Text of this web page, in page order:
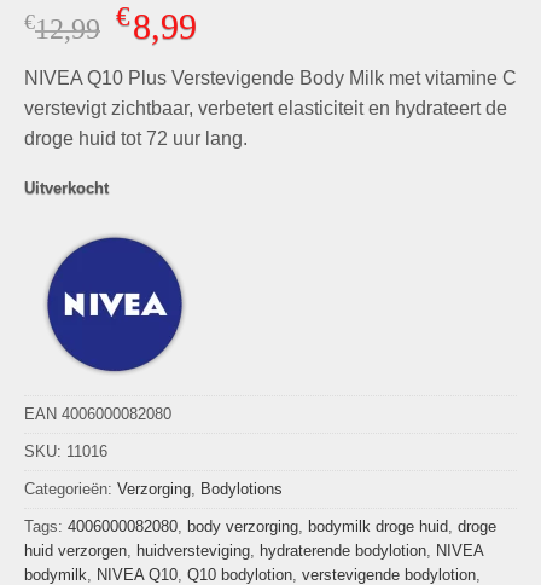
€12,99 Oorspronkelijke
prijs
was:
€12,99.
€8,99Huidige
is:
€8,99.
NIVEA Q10 Plus Verstevigende Body Milk met vitamine C
verstevigt zichtbaar, verbetert elasticiteit en hydrateert de
droge huid tot 72 uur lang.
Uitverkocht
EAN 4006000082080
SKU: 11016
Categorieën: Verzorging Bodylotions
Tags: 4006000082080 body verzorging bodymilk droge huid droge
huid verzorgen huidversteviging hydraterende bodylotion NIVEA
bodymilk
NIVEA Q10 Q10 bodylotion verstevigende bodylotion